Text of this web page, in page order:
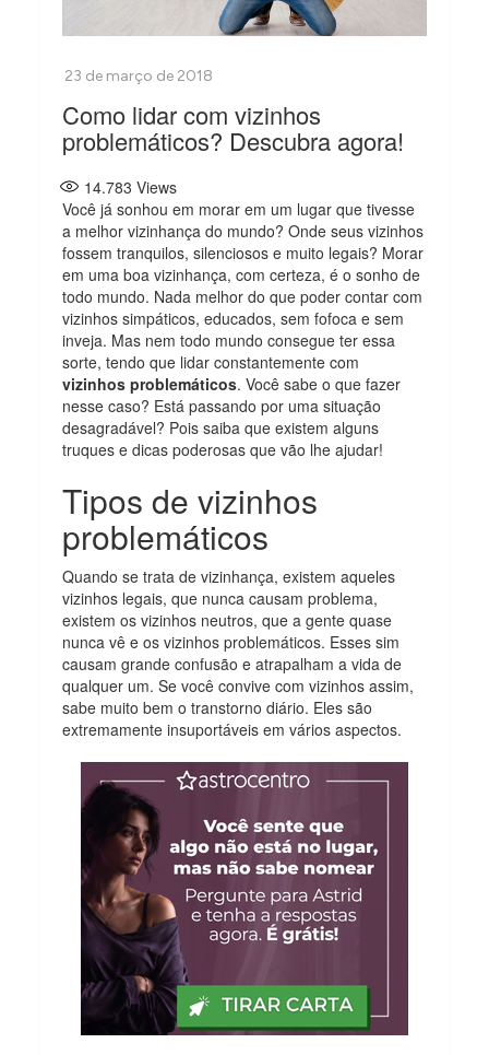
Como lidar com vizinhos
problemáticos? Descubra agora!
14.783 Views
Você já sonhou em morar em um lugar que tivesse
a melhor vizinhança do mundo? Onde seus vizinhos
fossem tranquilos, silenciosos e muito legais? Morar
em uma boa vizinhança, com certeza, é o sonho de
todo mundo. Nada melhor do que poder contar com
vizinhos simpáticos, educados, sem fofoca e sem
inveja. Mas nem todo mundo consegue ter essa
sorte, tendo que lidar constantemente com
vizinhos problemáticos. Você sabe o que fazer
nesse caso? Está passando por uma situação
desagradável? Pois saiba que existem alguns
truques e dicas poderosas que vão lhe ajudar!
Tipos de vizinhos
problemáticos
Quando se trata de vizinhança, existem aqueles
vizinhos legais, que nunca causam problema,
existem os vizinhos neutros, que a gente quase
nunca vê e os vizinhos problemáticos. Esses sim
causam grande confusão e atrapalham a vida de
qualquer um. Se você convive com vizinhos assim,
sabe muito bem o transtorno diário. Eles são
extremamente insuportáveis em vários aspectos.